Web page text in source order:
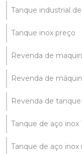
Tanque industrial
Tanque inox preço
Revenda de
Revenda de
Revenda de
Tanque de aço
Tanque de aço